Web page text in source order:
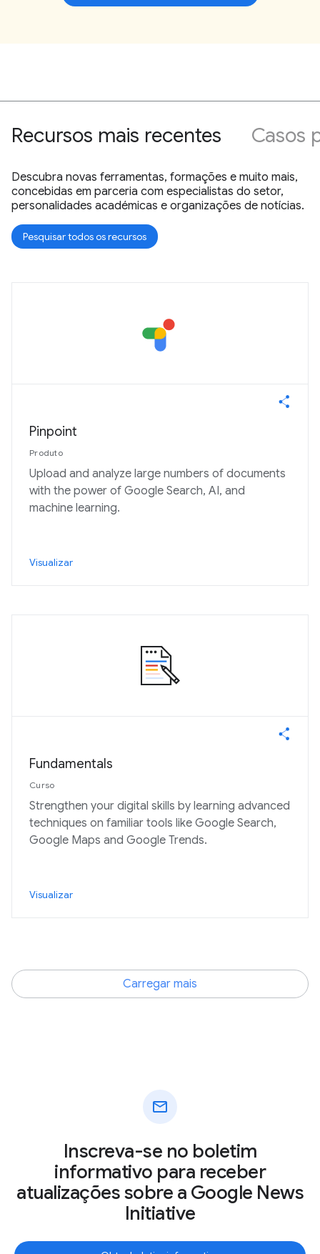
Recursos mais recentes
Descubra novas ferramentas, formações e muito mais,
concebidas em parceria com especialistas do setor,
personalidades académicas e organizações de notícias.
Pesquisar todos os recursos
Casos
Pinpoint
Produto
Upload and analyze large numbers of documents
with the power of Google Search, AI, and
machine learning.
Visualizar
Fundamentals
Curso
Strengthen your digital skills by learning advanced
techniques on familiar tools like Google Search,
Google Maps and Google Trends.
Visualizar
Carregar mais
mail
Inscreva-se no boletim
informativo para receber
atualizações sobre a Google News
Initiative